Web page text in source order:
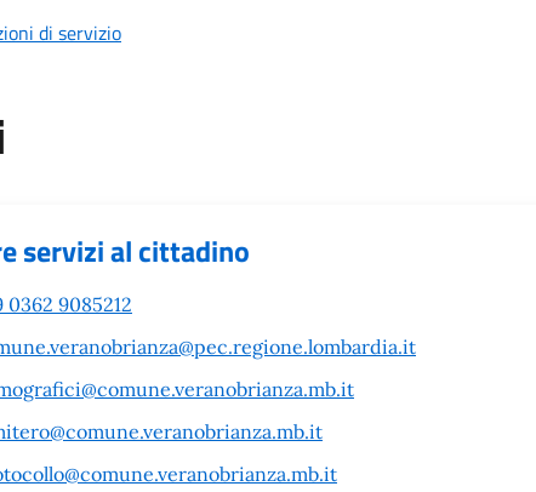
di servizio
servizi al cittadino
0362 9085212